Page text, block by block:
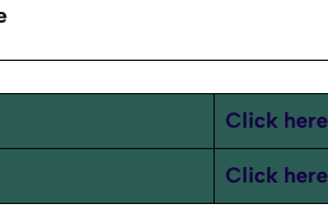
Click here
Click here